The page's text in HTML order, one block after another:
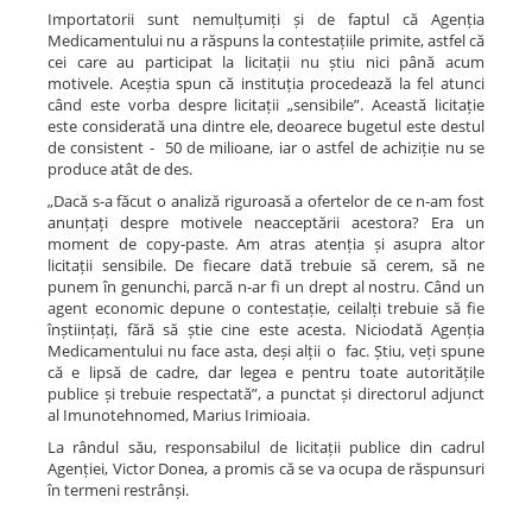
Importatorii sunt nemulțumiți și de faptul că Agenția
Medicamentului nu a răspuns la contestațiile primite, astfel că
cei care au participat la licitații nu știu nici până acum
motivele. Aceștia spun că instituția procedează la fel atunci
când este vorba despre licitații „sensibile”. Această licitație
este considerată una dintre ele, deoarece bugetul este destul
de consistent - 50 de milioane, iar o astfel de achiziție nu se
produce atât de des.
„Dacă s-a făcut o analiză riguroasă a ofertelor de ce n-am fost
anunțați despre motivele neacceptării acestora? Era un
moment de copy-paste. Am atras atenția și asupra altor
licitații sensibile. De fiecare dată trebuie să cerem, să ne
punem în genunchi, parcă n-ar fi un drept al nostru. Când un
agent economic depune o contestație, ceilalți trebuie să fie
înștiințați, fără să știe cine este acesta. Niciodată Agenția
Medicamentului nu face asta, deși alții o fac. Știu, veți spune
că e lipsă de cadre, dar legea e pentru toate autoritățile
publice și trebuie respectată”, a punctat și directorul adjunct
al Imunotehnomed, Marius Irimioaia.
La rândul său, responsabilul de licitații publice din cadrul
Agenției, Victor Donea, a promis că se va ocupa de răspunsuri
în termeni restrânși.